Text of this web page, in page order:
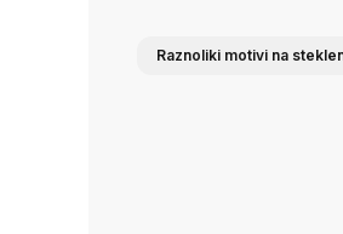
Raznoliki motivi na